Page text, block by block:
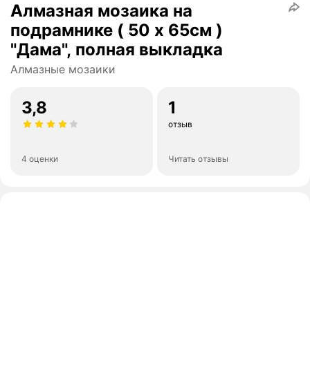
Алмазная мозаика на
подрамнике ( 50 х 65см )
"Дама", полная выкладка
Алмазные мозаики
3,8
4 оценки
1
отзыв
Читать отзывы